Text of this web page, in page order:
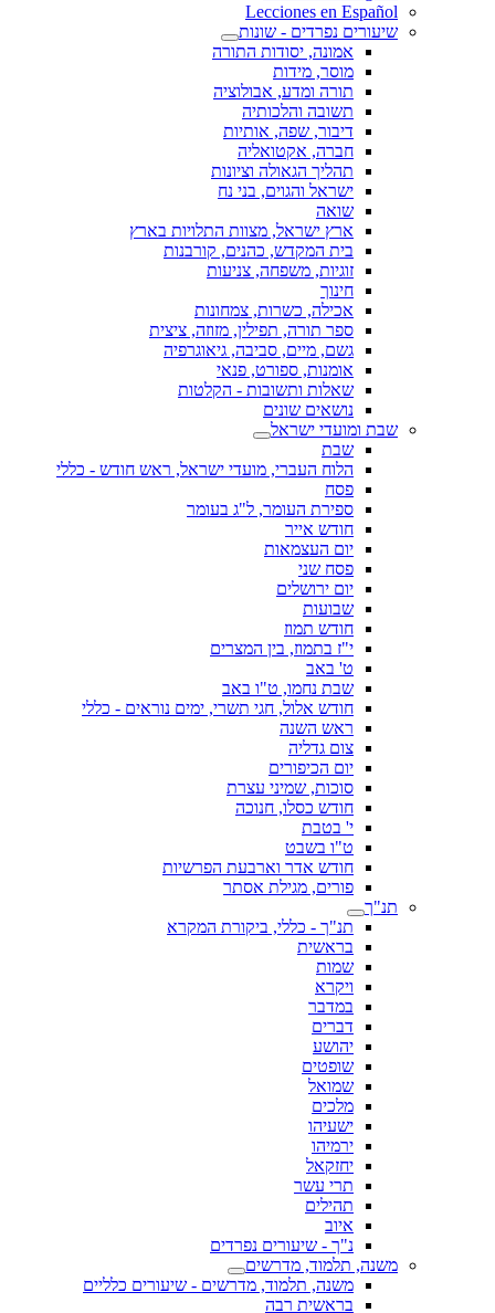
Lecciones en Español
שיעורים נפרדים - שונות
אמונה, יסודות התורה
מוסר, מידות
תורה ומדע, אבולוציה
תשובה והלכותיה
דיבור, שפה, אותיות
חברה, אקטואליה
תהליך הגאולה וציונות
ישראל והגוים, בני נח
שואה
ארץ ישראל, מצוות התלויות בארץ
בית המקדש, כהנים, קורבנות
זוגיות, משפחה, צניעות
חינוך
אכילה, כשרות, צמחונות
ספר תורה, תפילין, מזוזה, ציצית
גשם, מיים, סביבה, גיאוגרפיה
אומנות, ספורט, פנאי
שאלות ותשובות - הקלטות
נושאים שונים
שבת ומועדי ישראל
שבת
הלוח העברי, מועדי ישראל, ראש חודש - כללי
פסח
ספירת העומר, ל"ג בעומר
חודש אייר
יום העצמאות
פסח שני
יום ירושלים
שבועות
חודש תמוז
י"ז בתמוז, בין המצרים
ט' באב
שבת נחמו, ט"ו באב
חודש אלול, חגי תשרי, ימים נוראים - כללי
ראש השנה
צום גדליה
יום הכיפורים
סוכות, שמיני עצרת
חודש כסלו, חנוכה
י' בטבת
ט"ו בשבט
חודש אדר וארבעת הפרשיות
פורים, מגילת אסתר
תנ"ך
תנ"ך - כללי, ביקורת המקרא
בראשית
שמות
ויקרא
במדבר
דברים
יהושע
שופטים
שמואל
מלכים
ישעיהו
ירמיהו
יחזקאל
תרי עשר
תהילים
איוב
נ"ך - שיעורים נפרדים
משנה, תלמוד, מדרשים
משנה, תלמוד, מדרשים - שיעורים כלליים
בראשית רבה